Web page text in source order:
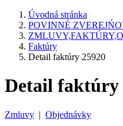
Úvodná stránka
POVINNÉ
Faktúry
Detail faktúry 25920
Detail faktúry
Zmluvy | Objednávky